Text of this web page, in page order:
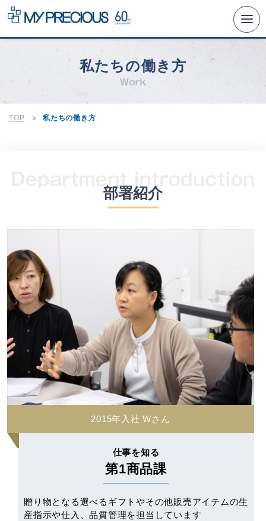
リクルートTOP
事業とビジョン
仕事と人
研修と福利厚生
募集要項
私たちの働き方
TOP 私たちの働き方
部署紹介
2015年入社 Wさん
仕事を知る
第1商品課
贈り物となる選べるギフトやその他販売アイテムの生
産指示や仕入、品質管理を担当しています